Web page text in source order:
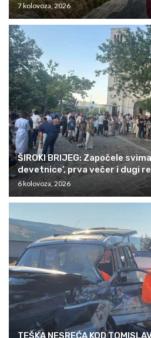
7 kolovoza, 2026
ŠIROKI BRIJEG: Započele
devetnice’, prva večer i dugi
6 kolovoza, 2026
TEŠKA NESREĆA KOD